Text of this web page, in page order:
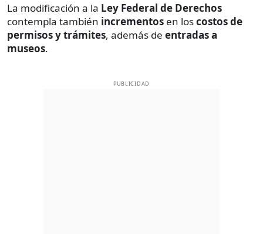
La modificación a la Ley Federal de Derechos
contempla también incrementos en loscostos de
permisos y trámites, además de entradas a
museos.
PUBLICIDAD